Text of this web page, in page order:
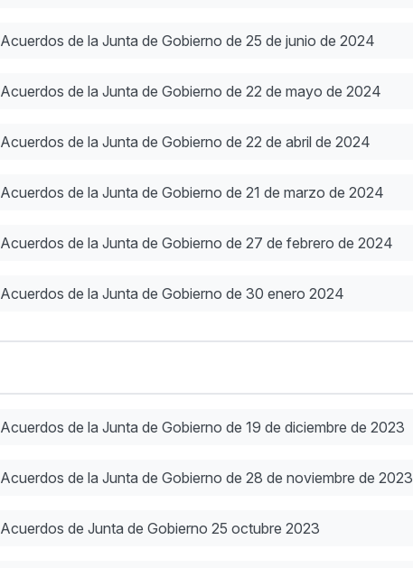
Acuerdos de la Junta de Gobierno de 25 de junio de 2024
Acuerdos de la Junta de Gobierno de 22 de mayo de 2024
Acuerdos de la Junta de Gobierno de 22 de abril de 2024
Acuerdos de la Junta de Gobierno de 21 de marzo de 2024
Acuerdos de la Junta de Gobierno de 27 de febrero de 2024
Acuerdos de la Junta de Gobierno de 30 enero 2024
Acuerdos de la Junta de Gobierno de 19 de diciembre de 2023
Acuerdos de la Junta de Gobierno de 28 de noviembre de 2023
Acuerdos de Junta de Gobierno 25 octubre 2023